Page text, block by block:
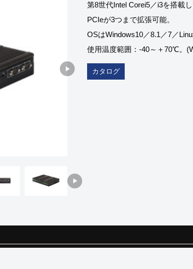
第8世代Intel Corei5／i3を搭載
PCIeが3つまで拡張可能。
OSはWindows10／8.1／7／
使用温度範囲：-40～＋70℃。
カタログ